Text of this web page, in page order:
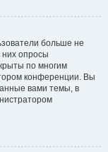
больше не
них опросы
по многим
конференции. Вы
вами темы, в